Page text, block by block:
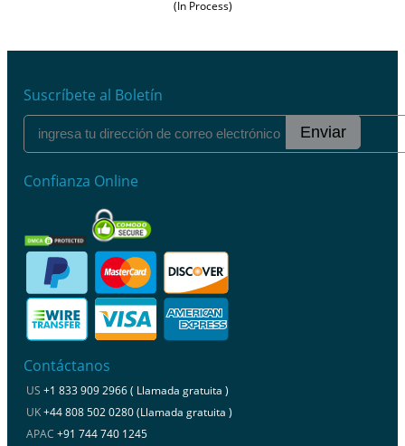
(In Process)
Suscríbete al Boletín
Enviar
Confianza Online
Contáctanos
US +1 833 909 2966 ( Llamada gratuita )
UK+44 808 502 0280 (Llamada gratuita )
APAC +91 744 740 1245